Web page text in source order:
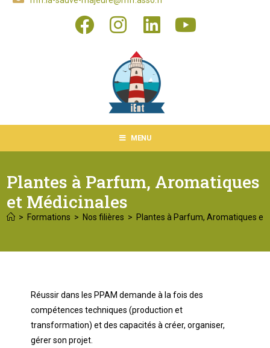
MENU
Plantes à Parfum, Aromatiques
et Médicinales
> Formations > Nos filières > Plantes à Parfum, Aromatiques et
Réussir dans les PPAM demande à la fois des
compétences techniques (production et
transformation) et des capacités à créer, organiser,
gérer son projet.